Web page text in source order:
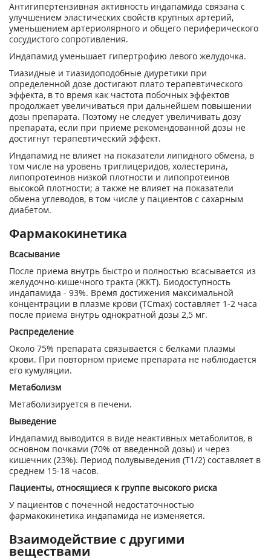
Антигипертензивная активность индапамида связана с
улучшением эластических свойств крупных артерий,
уменьшением артериолярного и общего периферического
сосудистого сопротивления.
Индапамид уменьшает гипертрофию левого желудочка.
Тиазидные и тиазидоподобные диуретики при
определенной дозе достигают плато терапевтического
эффекта, в то время как частота побочных эффектов
продолжает увеличиваться при дальнейшем повышении
дозы препарата. Поэтому не следует увеличивать дозу
препарата, если при приеме рекомендованной дозы не
достигнут терапевтический эффект.
Индапамид не влияет на показатели липидного обмена, в
том числе на уровень триглицеридов, холестерина,
липопротеинов низкой плотности и липопротеинов
высокой плотности; а также не влияет на показатели
обмена углеводов, в том числе у пациентов с сахарным
диабетом.
Фармакокинетика
Всасывание
После приема внутрь быстро и полностью всасывается из
желудочно-кишечного тракта (ЖКТ). Биодоступность
индапамида - 93%. Время достижения максимальной
концентрации в плазме крови (ТСmах) составляет 1-2 часа
после приема внутрь однократной дозы 2,5 мг.
Распределение
Около 75% препарата связывается с белками плазмы
крови. При повторном приеме препарата не наблюдается
его кумуляции.
Метаболизм
Метаболизируется в печени.
Выведение
Индапамид выводится в виде неактивных метаболитов, в
основном почками (70% от введенной дозы) и через
кишечник (23%). Период полувыведения (Т1/2) составляет в
среднем 15-18 часов.
Пациенты, относящиеся к группе высокого риска
У пациентов с почечной недостаточностью
фармакокинетика индапамида не изменяется.
Взаимодействие с другими
веществами